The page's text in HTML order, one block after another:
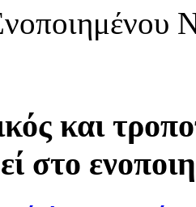
και
στο